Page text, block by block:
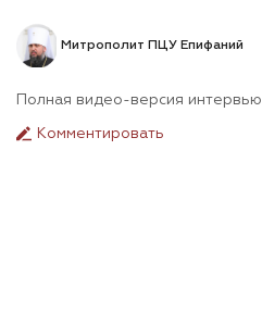
Митрополит ПЦУ Епифаний
Полная видео-версия интервью
Комментировать